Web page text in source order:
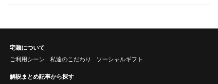
宅麺について
ご利用シーン
私達のこだわり ソーシャルギフト
解説まとめ記事から探す